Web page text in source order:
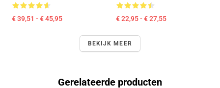
€ 39,51 - € 45,95 € 22,95 - € 27,55
BEKIJK MEER
Gerelateerde producten